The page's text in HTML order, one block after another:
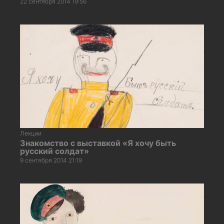
Лекции
Знакомство с выставкой «Я хочу быть
русский солдат»
9 сентября 2014 21:19